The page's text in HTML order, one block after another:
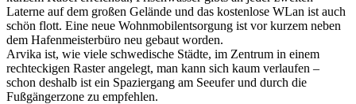
Laterne auf dem großen Gelände und das kostenlose WLan ist auch
schön flott. Eine neue Wohnmobilentsorgung ist vor kurzem neben
dem Hafenmeisterbüro neu gebaut worden.
Arvika ist, wie viele schwedische Städte, im Zentrum in einem
rechteckigen Raster angelegt, man kann sich kaum verlaufen –
schon deshalb ist ein Spaziergang am Seeufer und durch die
Fußgängerzone zu empfehlen.